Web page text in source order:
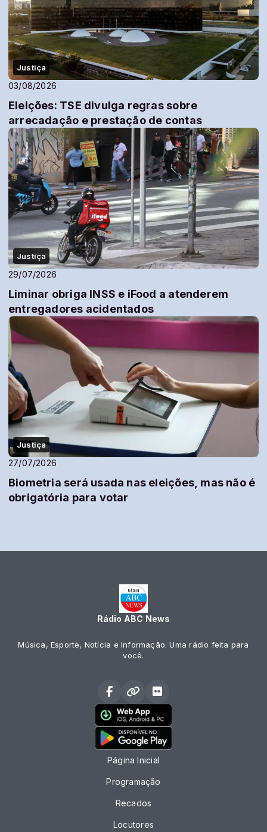
Justiça
03/08/2026
Eleições: TSE divulga regras sobre
arrecadação e prestação de contas
Justiça
29/07/2026
Liminar obriga INSS e iFood a atenderem
entregadores acidentados
Justiça
27/07/2026
Biometria será usada nas eleições, mas não é
obrigatória para votar
Rádio ABC News
Música, Esporte, Notícia e Informação. Uma rádio feita para
você.
Página Inicial
Programação
Recados
Locutores